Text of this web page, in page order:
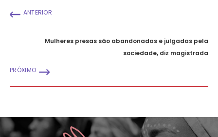
ANTERIOR
Mulheres presas são abandonadas e julgadas pela
sociedade, diz magistrada
PRÓXIMO